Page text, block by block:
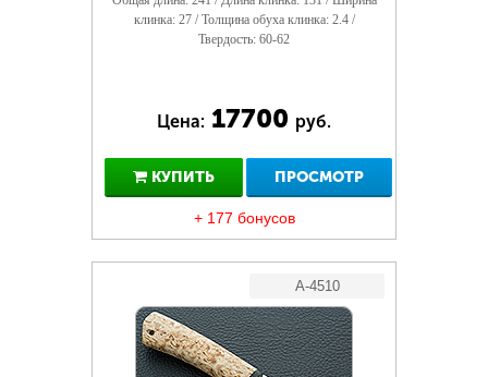
клинка: 27 / Толщина обуха клинка: 2.4 /
Твердость: 60-62
Цена: 17700 руб.
КУПИТЬ ПРОСМОТР
+ 177 бонусов
A-4510